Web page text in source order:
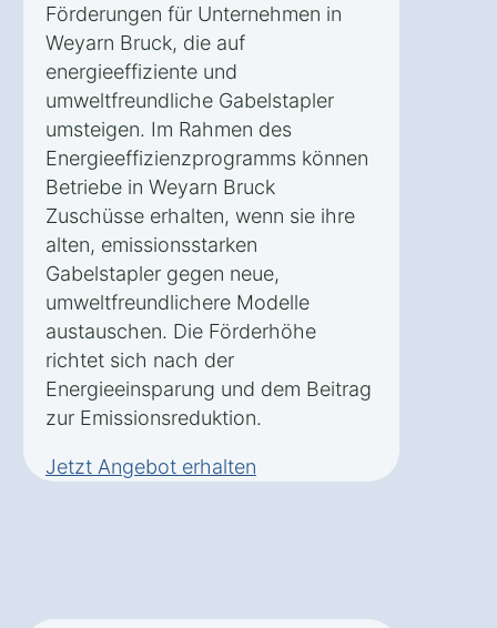
Förderungen für Unternehmen in
Weyarn Bruck, die auf
energieeffiziente und
umweltfreundliche Gabelstapler
umsteigen. Im Rahmen des
Energieeffizienzprogramms können
Betriebe in Weyarn Bruck
Zuschüsse erhalten, wenn sie ihre
alten, emissionsstarken
Gabelstapler gegen neue,
umweltfreundlichere Modelle
austauschen. Die Förderhöhe
richtet sich nach der
Energieeinsparung und dem Beitrag
zur Emissionsreduktion.
Jetzt Angebot erhalten